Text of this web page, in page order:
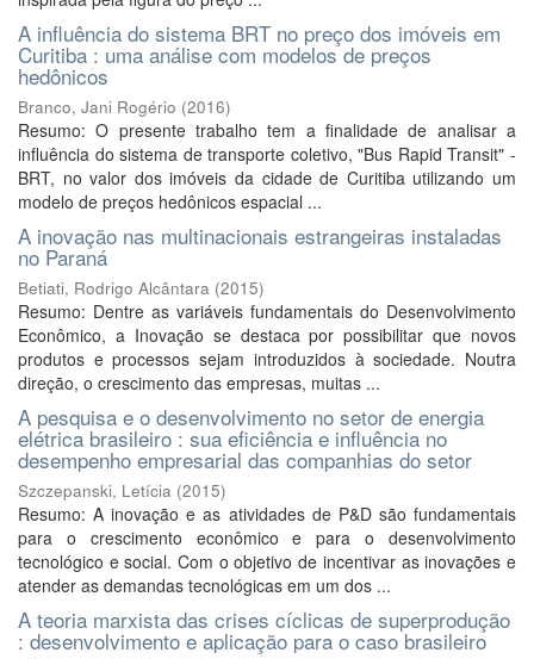
A influência do sistema BRT no preço dos imóveis em
Curitiba : uma análise com modelos de preços
hedônicos
Branco, Jani Rogério (2016)
Resumo: O presente trabalho tem a finalidade de analisar a
influência do sistema de transporte coletivo, "Bus Rapid Transit" -
BRT, no valor dos imóveis da cidade de Curitiba utilizando um
modelo de preços hedônicos espacial ...
A inovação nas multinacionais estrangeiras instaladas
no Paraná
Betiati, Rodrigo Alcântara (2015)
Resumo: Dentre as variáveis fundamentais do Desenvolvimento
Econômico, a Inovação se destaca por possibilitar que novos
produtos e processos sejam introduzidos à sociedade. Noutra
direção, o crescimento das empresas, muitas ...
A pesquisa e o desenvolvimento no setor de energia
elétrica brasileiro : sua eficiência e influência no
desempenho empresarial das companhias do setor
Szczepanski, Letícia (2015)
Resumo: A inovação e as atividades de P&D são fundamentais
para o crescimento econômico e para o desenvolvimento
tecnológico e social. Com o objetivo de incentivar as inovações e
atender as demandas tecnológicas em um dos ...
A teoria marxista das crises cíclicas de superprodução
: desenvolvimento e aplicação para o caso brasileiro